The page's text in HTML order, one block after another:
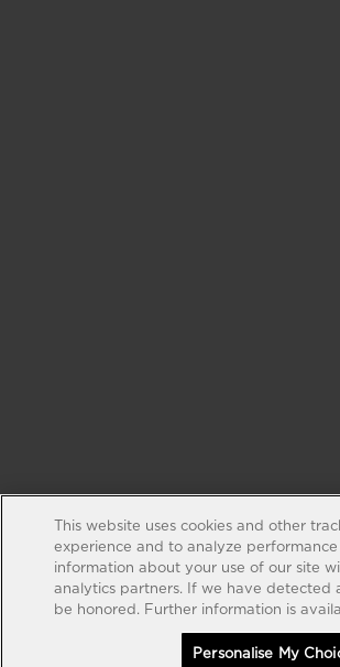
This website uses cookies and other
experience and to analyze
information about your use of our site
analytics partners. If we have detected
be honored. Further information is
Personalise My